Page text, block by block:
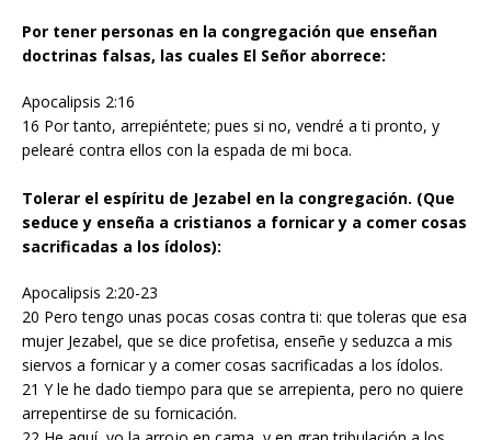
Por tener personas en la congregación que enseñan
doctrinas falsas, las cuales El Señor aborrece:
Apocalipsis 2:16
16 Por tanto, arrepiéntete; pues si no, vendré a ti pronto, y
pelearé contra ellos con la espada de mi boca.
Tolerar el espíritu de Jezabel en la congregación. (Que
seduce y enseña a cristianos a fornicar y a comer cosas
sacrificadas a los ídolos):
Apocalipsis 2:20-23
20 Pero tengo unas pocas cosas contra ti: que toleras que esa
mujer Jezabel, que se dice profetisa, enseñe y seduzca a mis
siervos a fornicar y a comer cosas sacrificadas a los ídolos.
21 Y le he dado tiempo para que se arrepienta, pero no quiere
arrepentirse de su fornicación.